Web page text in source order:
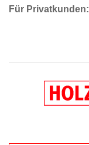
Für Privatkunden: